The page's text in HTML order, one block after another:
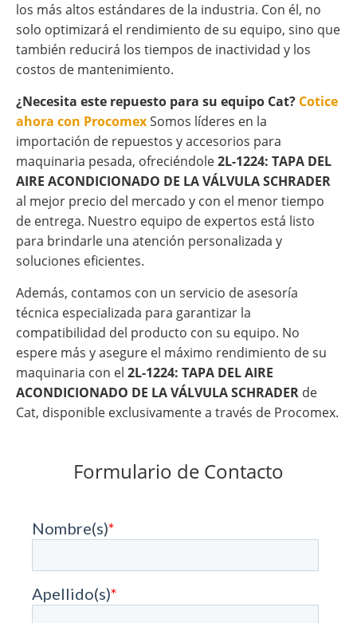
los más altos estándares de la industria. Con él, no
solo optimizará el rendimiento de su equipo, sino que
también reducirá los tiempos de inactividad y los
costos de mantenimiento.
¿Necesita este repuesto para su equipo Cat? Cotice
ahora con ProcomexSomos líderes en la
importación de repuestos y accesorios para
maquinaria pesada, ofreciéndole2L-1224: TAPA DEL
AIRE ACONDICIONADO DE LA VÁLVULA SCHRADER
al mejor precio del mercado y con el menor tiempo
de entrega. Nuestro equipo de expertos está listo
para brindarle una atención personalizada y
soluciones eficientes.
Además, contamos con un servicio de asesoría
técnica especializada para garantizar la
compatibilidad del producto con su equipo. No
espere más y asegure el máximo rendimiento de su
maquinaria con el 2L-1224: TAPA DEL AIRE
ACONDICIONADO DE LA VÁLVULA SCHRADER de
Cat, disponible exclusivamente a través de Procomex.
Formulario de Contacto